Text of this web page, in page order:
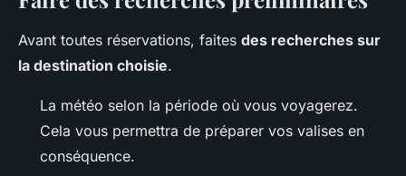
Avant toutes réservations, faites des recherches sur
la destination choisie.
La météo selon la période où vous voyagerez.
Cela vous permettra de préparer vos valises en
conséquence.